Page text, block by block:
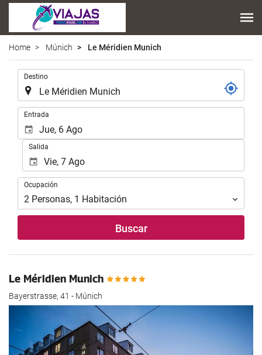
Home Múnich Le Méridien Munich
Destino
Entrada
Salida
Ocupación
Ocupación
2 Personas, 1 Habitación
Buscar
Le Méridien Munich
Bayerstrasse, 41 - Múnich